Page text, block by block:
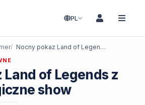
PL
Nocny pokaz Land of Legends z Kemer – Magiczne show
of Legends z
show